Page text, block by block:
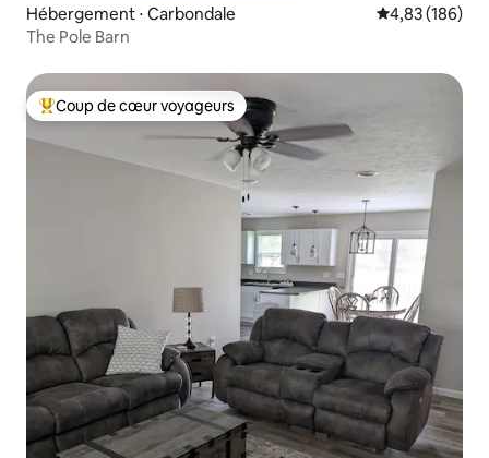
Hébergement ⋅ Carbondale Évaluation
4,83 (186)
The Pole Barn
Coups de cœur voyageurs les plus appréciés
Coup de cœur voyageurs